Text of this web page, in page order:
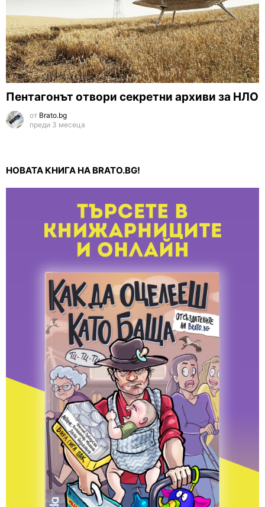
Пентагонът отвори секретни архиви за НЛО
от Brato.bg
преди 3 месеца
НОВАТА КНИГА НА BRATO.BG!